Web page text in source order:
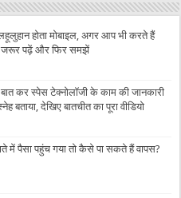
होता मोबाइल, अगर आप भी करते हैं
जरूर पढ़ें और फिर समझें
बात कर स्पेस टेक्नोलॉजी के काम की जानकारी
बताया, देखिए बातचीत का पूरा वीडियो
में पैसा पहुंच गया तो कैसे पा सकते हैं वापस?